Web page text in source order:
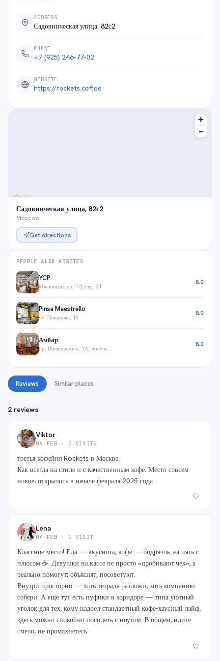
Садовническая улица, 82с2
Moscow
Get directions
ADDRESS
Садовническая улица, 82с2
PHONE
+7 (925) 246-77-02
WEBSITE
https://rockets.coffee
PEOPLE ALSO VISITED
YCP
Мясницкая ул., 13, стр. 21
8.0
Pinsa Maestrello
ул. Покровка, 16
8.0
Амбар
пр. Вишневского, 1А, посёлок Переделкино, посёлок ДСК Мичуринец
8.0
Reviews Similar places
2 reviews
Viktor
06 FEB · 3 VISITS
третья кофейня Rockets в Москве.
Как всегда на стиле и с качественным кофе. Место совсем
новое, открылось в начале февраля 2025 года.
Lena
04 FEB · 1 VISIT
Классное место! Еда — вкуснота, кофе — бодрячок на пять с
плюсом ☕️. Девушки на кассе не просто «пробивают чек», а
реально помогут: объяснят, посоветуют.
Внутри просторно — хоть тетрадь разложи, хоть компанию
собери. А еще тут есть пуфики в коридоре — типа уютный
уголок для тех, кому надоел стандартный кофе-хаусный лайф,
здесь можно спокойно посидеть с ноутом. В общем, идите
смело, не промахнетесь